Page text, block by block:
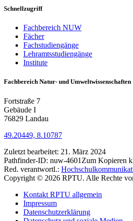
Schnellzugriff
Fachbereich NUW
Fächer
Fachstudiengänge
Lehramtsstudiengänge
Institute
Fachbereich Natur- und Umweltwissenschaften
Fortstraße 7
Gebäude I
76829 Landau
49.20449, 8.10787
Zuletzt bearbeitet: 21. März 2024
Pathfinder-ID: nuw-4601 Zum Kopieren
Red. verantwortl.:
Copyright © 2026 RPTU. Alle Rechte
Kontakt RPTU allgemein
Impressum
Datenschutzerklärung